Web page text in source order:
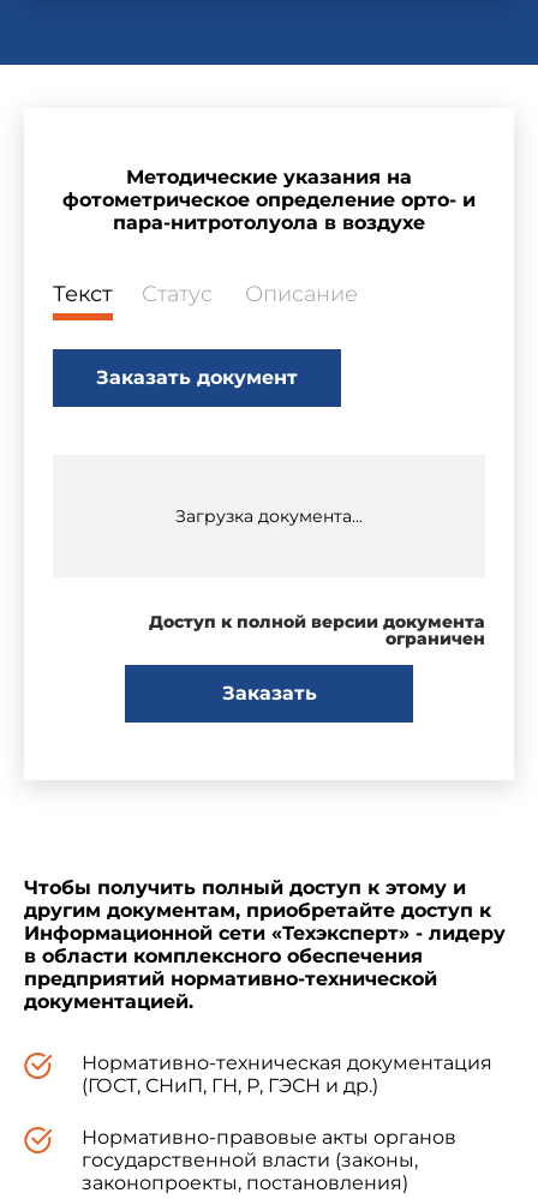
Методические указания на
фотометрическое определение орто- и
пара-нитротолуола в воздухе
Текст Статус Описание
Заказать документ
Загрузка документа...
Доступ к полной версии документа
ограничен
Заказать
Чтобы получить полный доступ к этому и
другим документам, приобретайте доступ к
Информационной сети «Техэксперт» - лидеру
в области комплексного обеспечения
предприятий нормативно-технической
документацией.
Нормативно-техническая документация
(ГОСТ, СНиП, ГН, Р, ГЭСН и др.)
Нормативно-правовые акты органов
государственной власти (законы,
законопроекты, постановления)